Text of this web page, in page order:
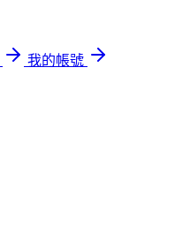
我的帳號